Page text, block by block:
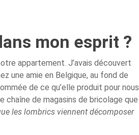
mon esprit ?
appartement. J’avais découvert
une amie en Belgique, au fond de
de ce qu’elle produit pour nous
chaîne de magasins de bricolage que
les lombrics viennent décomposer